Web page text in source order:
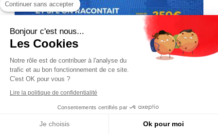
Continuer sans accepter
Bonjour c'est nous...
Les Cookies
Notre rôle est de contribuer à l'analyse du
trafic et au bon fonctionnement de ce site.
C'est OK pour vous ?
Lire la politique de confidentialité
Consentements certifiés par
Je choisis Ok pour moi